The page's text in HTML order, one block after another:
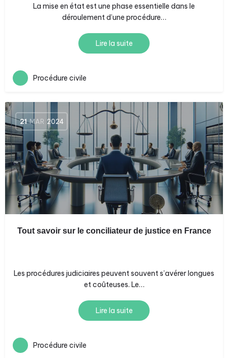
La mise en état est une phase essentielle dans le
déroulement d’une procédure…
Lire la suite
Procédure civile
21 MAR 2024
Tout savoir sur le conciliateur de justice en France
Les procédures judiciaires peuvent souvent s’avérer longues
et coûteuses. Le…
Lire la suite
Procédure civile